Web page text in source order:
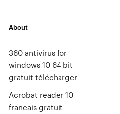
About
360 antivirus for
windows 10 64 bit
gratuit télécharger
Acrobat reader 10
francais gratuit